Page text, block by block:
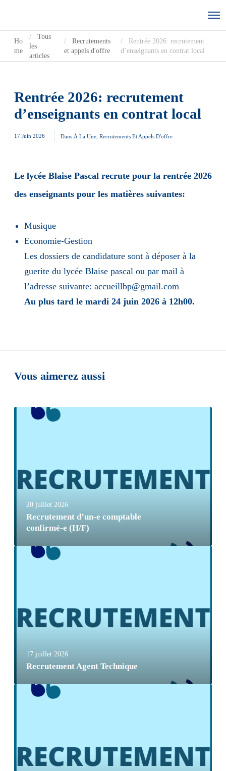
Ho
me
Tous
les
articles
Recrutements
et appels d'offre
Rentrée 2026: recrutement
d’enseignants en contrat local
Rentrée 2026: recrutement
d’enseignants en contrat local
17 Juin 2026 Dans À La Une Recrutements Et Appels D'offre
Le lycée Blaise Pascal recrute pour la rentrée 2026
des enseignants pour les matières suivantes:
Musique
Economie-Gestion
Les dossiers de candidature sont à déposer à la
guerite du lycée Blaise pascal ou par mail à
l’adresse suivante: accueillbp@gmail.com
Au plus tard le mardi 24 juin 2026 à 12h00.
Vous aimerez aussi
20 juillet 2026
Recrutement d’un-e comptable
confirmé-e (H/F)
17 juillet 2026
Recrutement Agent Technique